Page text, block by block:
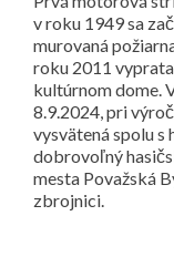
v roku 1949 sa
murovaná
roku 2011
kultúrnom dome.
8.9.2024, pri
vysvätená spolu s
dobrovoľný
mesta Považská
zbrojnici.